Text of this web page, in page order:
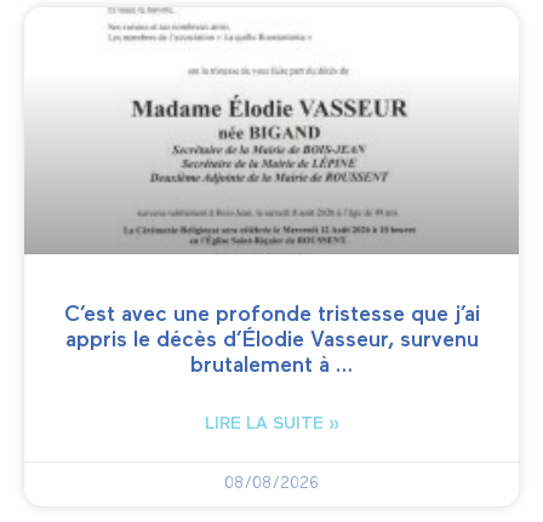
C’est avec une profonde tristesse que j’ai
appris le décès d’Élodie Vasseur, survenu
brutalement à …
LIRE LA SUITE »
08/08/2026